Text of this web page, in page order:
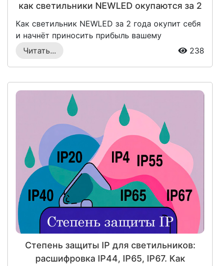
как светильники NEWLED окупаются за 2
года
Как светильник NEWLED за 2 года окупит себя
и начнёт приносить прибыль вашему
бизнесуРеа...
Читать... 238
Степень защиты IP для светильников:
расшифровка IP44, IP65, IP67. Как